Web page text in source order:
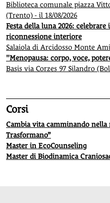
Biblioteca comunale piazza
(Trento) - il 18/08/2026
Festa della luna 2026:
riconnessione interiore
Salaiola di Arcidosso Monte
"Menopausa: corpo, voce,
Basis via Corzes 97 Silandro
Corsi
Cambia vita camminando nella
Trasformano”
Master in EcoCounseling
Master di Biodinamica